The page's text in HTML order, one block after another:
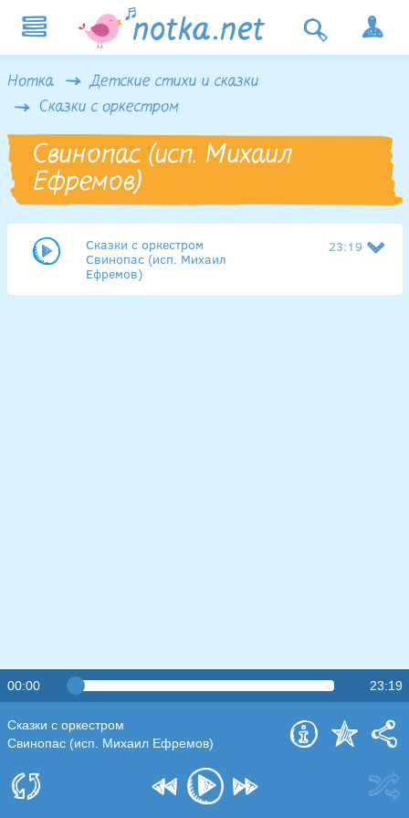
Нотка
Детские стихи и сказки
Сказки с оркестром
Свинопас (исп. Михаил
Ефремов)
Сказки с оркестром
Свинопас (исп. Михаил
Ефремов)
23:19
00:00 23:19
Сказки с оркестром
Свинопас (исп. Михаил Ефремов)